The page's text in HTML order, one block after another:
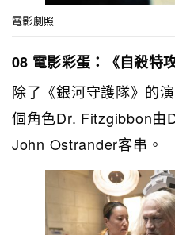
電影劇照
08 電影彩蛋：《自殺特
除了《銀河守護隊》的
個角色Dr. Fitzgibbon由
John Ostrander客串。